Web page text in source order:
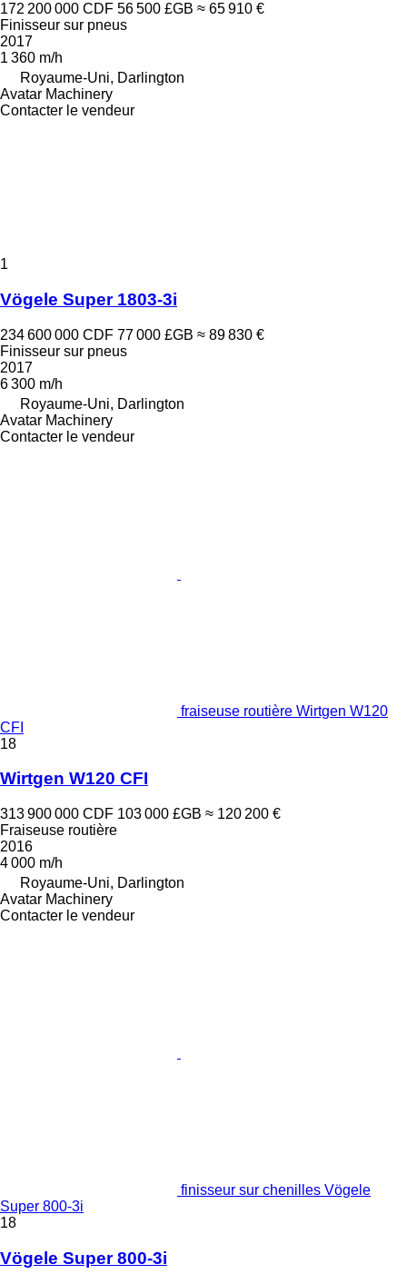
172 200 000 CDF 56 500 £GB ≈ 65 910 €
Finisseur sur pneus
2017
1 360 m/h
Royaume-Uni, Darlington
Avatar Machinery
Contacter le vendeur
1
Vögele Super 1803-3i
234 600 000 CDF 77 000 £GB ≈ 89 830 €
Finisseur sur pneus
2017
6 300 m/h
Royaume-Uni, Darlington
Avatar Machinery
Contacter le vendeur
fraiseuse routière Wirtgen W120
CFI
18
Wirtgen W120 CFI
313 900 000 CDF 103 000 £GB ≈ 120 200 €
Fraiseuse routière
2016
4 000 m/h
Royaume-Uni, Darlington
Avatar Machinery
Contacter le vendeur
finisseur sur chenilles Vögele
Super 800-3i
18
Vögele Super 800-3i